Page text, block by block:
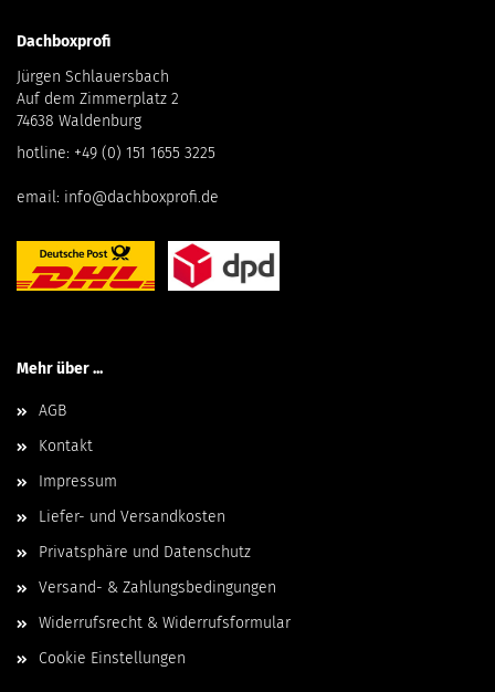
Dachboxprofi
Jürgen Schlauersbach
Auf dem Zimmerplatz 2
74638 Waldenburg
hotline: +49 (0) 151 1655 3225
email: info@dachboxprofi.de
Mehr über ...
AGB
Kontakt
Impressum
Liefer- und Versandkosten
Privatsphäre und Datenschutz
Versand- & Zahlungsbedingungen
Widerrufsrecht & Widerrufsformular
Cookie Einstellungen